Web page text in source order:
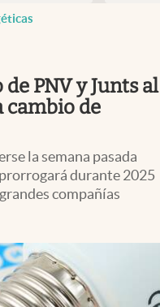
de PNV y Junts al
cambio de
la semana pasada
durante 2025
compañías